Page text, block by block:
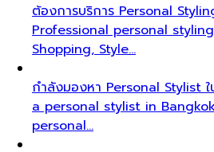
ต้องการบริการ Personal
Professional personal
Shopping, Style…
กำลังมองหา Personal Stylist
a personal stylist in
personal…